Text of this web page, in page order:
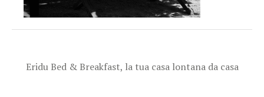
Eridu Bed & Breakfast, la tua casa lontana da casa